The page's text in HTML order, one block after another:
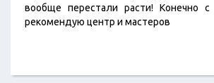
вообще перестали расти! Конечно с
рекомендую центр и мастеров